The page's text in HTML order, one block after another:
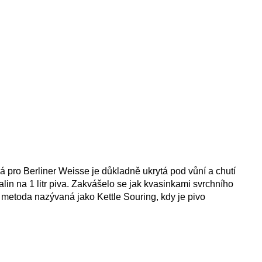
pro Berliner Weisse je důkladně ukrytá pod vůní a chutí
na 1 litr piva. Zakvášelo se jak kvasinkami svrchního
nazývaná jako Kettle Souring, kdy je pivo